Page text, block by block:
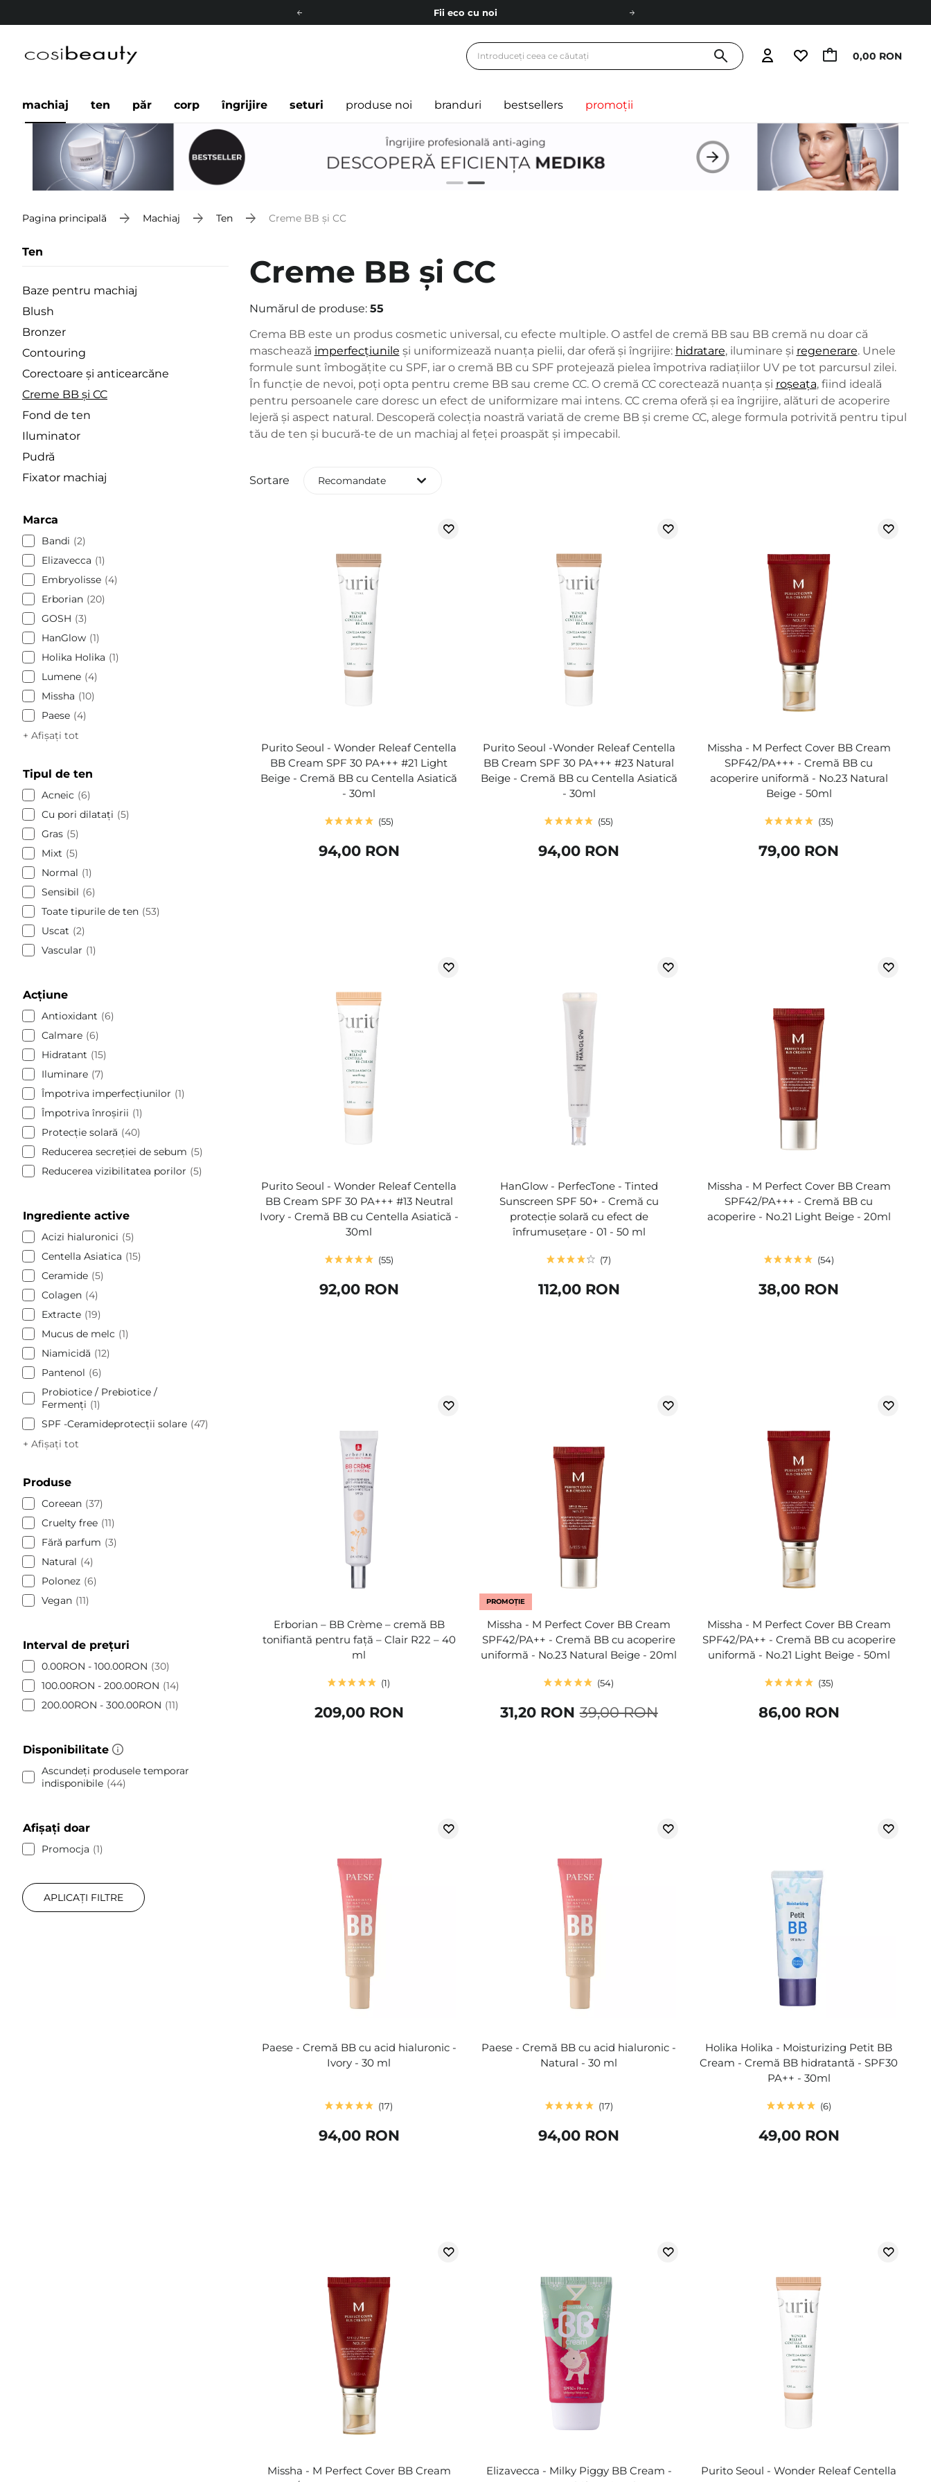
Carduri cadou
Fii eco cu noi
0,00 RON
machiaj ten păr corp îngrijire seturi produse noi branduri bestsellers promoții
Pagina principală Machiaj Ten Creme BB și CC
Ten
Baze pentru machiaj
Blush
Bronzer
Contouring
Corectoare și anticearcăne
Creme BB și CC
Fond de ten
Iluminator
Pudră
Fixator machiaj
Marca
Bandi
2
Elizavecca
1
Embryolisse 4
Erborian 20
GOSH
3
HanGlow 1
Holika Holika
1
Lumene 4
Missha
10
Paese 4
+ Afișați tot
Tipul de ten
Acneic
6
Cu pori dilatați
5
Gras 5
Mixt
5
Normal
1
Sensibil
6
Toate tipurile de ten 53
Uscat
2
Vascular
1
Acțiune
Antioxidant
6
Calmare 6
Hidratant
15
Iluminare 7
Împotriva imperfecțiunilor
1
Împotriva înroșirii
1
Protecție solară
40
Reducerea secreției de sebum
5
Reducerea vizibilitatea porilor
5
Ingrediente active
Acizi hialuronici
5
Centella Asiatica
15
Ceramide 5
Colagen 4
Extracte 19
Mucus de melc
1
Niamicidă
12
Pantenol
6
Probiotice / Prebiotice /
Fermenți
1
SPF -Ceramideprotecții solare 47
+ Afișați tot
Produse
Coreean 37
Cruelty free 11
Fără parfum
3
Natural
4
Polonez 6
Vegan 11
Interval de prețuri
0.00RON - 100.00RON
30
100.00RON - 200.00RON
14
200.00RON - 300.00RON
11
Disponibilitate
Ascundeți produsele temporar
indisponibile 44
Afișați doar
Promocja 1
APLICAȚI FILTRE
Creme BB și CC
Numărul de produse: 55
Crema BB este un produs cosmetic universal, cu efecte multiple. O astfel de cremă BB sau BB cremă nu doar că
maschează imperfecțiunile și uniformizează nuanța pielii, dar oferă și îngrijire: hidratare, iluminare și regenerare. Unele
formule sunt îmbogățite cu SPF, iar o cremă BB cu SPF protejează pielea împotriva radiațiilor UV pe tot parcursul zilei.
În funcție de nevoi, poți opta pentru creme BB sau creme CC. O cremă CC corectează nuanța și roșeața, fiind ideală
pentru persoanele care doresc un efect de uniformizare mai intens. CC crema oferă și ea îngrijire, alături de acoperire
lejeră și aspect natural. Descoperă colecția noastră variată de creme BB și creme CC, alege formula potrivită pentru tipul
tău de ten și bucură-te de un machiaj al feței proaspăt și impecabil.
Sortare Recomandate
Purito Seoul - Wonder Releaf Centella
BB Cream SPF 30 PA+++ #21 Light
Beige - Cremă BB cu Centella Asiatică
- 30ml
55
94,00 RON
Purito Seoul -Wonder Releaf Centella
BB Cream SPF 30 PA+++ #23 Natural
Beige - Cremă BB cu Centella Asiatică
- 30ml
55
94,00 RON
Missha - M Perfect Cover BB Cream
SPF42/PA+++ - Cremă BB cu
acoperire uniformă - No.23 Natural
Beige - 50ml
35
79,00 RON
Purito Seoul - Wonder Releaf Centella
BB Cream SPF 30 PA+++ #13 Neutral
Ivory - Cremă BB cu Centella Asiatică -
30ml
55
92,00 RON
HanGlow - PerfecTone - Tinted
Sunscreen SPF 50+ - Cremă cu
protecție solară cu efect de
înfrumusețare - 01 - 50 ml
7
112,00 RON
Missha - M Perfect Cover BB Cream
SPF42/PA+++ - Cremă BB cu
acoperire - No.21 Light Beige - 20ml
54
38,00 RON
Erborian – BB Crème – cremă BB
tonifiantă pentru față – Clair R22 – 40
ml
1
209,00 RON
PROMOȚIE
Missha - M Perfect Cover BB Cream
SPF42/PA++ - Cremă BB cu acoperire
uniformă - No.23 Natural Beige - 20ml
54
39,00 RON
31,20 RON
Missha - M Perfect Cover BB Cream
SPF42/PA++ - Cremă BB cu acoperire
uniformă - No.21 Light Beige - 50ml
35
86,00 RON
Paese - Cremă BB cu acid hialuronic -
Ivory - 30 ml
17
94,00 RON
Paese - Cremă BB cu acid hialuronic -
Natural - 30 ml
17
94,00 RON
Holika Holika - Moisturizing Petit BB
Cream - Cremă BB hidratantă - SPF30
PA++ - 30ml
6
49,00 RON
Missha - M Perfect Cover BB Cream
Elizavecca - Milky Piggy BB Cream -
Purito Seoul - Wonder Releaf Centella